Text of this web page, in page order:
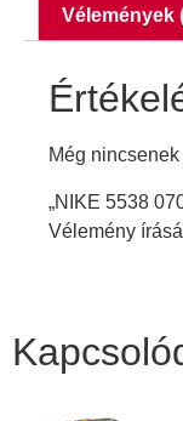
Vélemények
Még
„NIKE 5538
Vélemény